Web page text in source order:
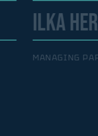
ILKA
MANAGING